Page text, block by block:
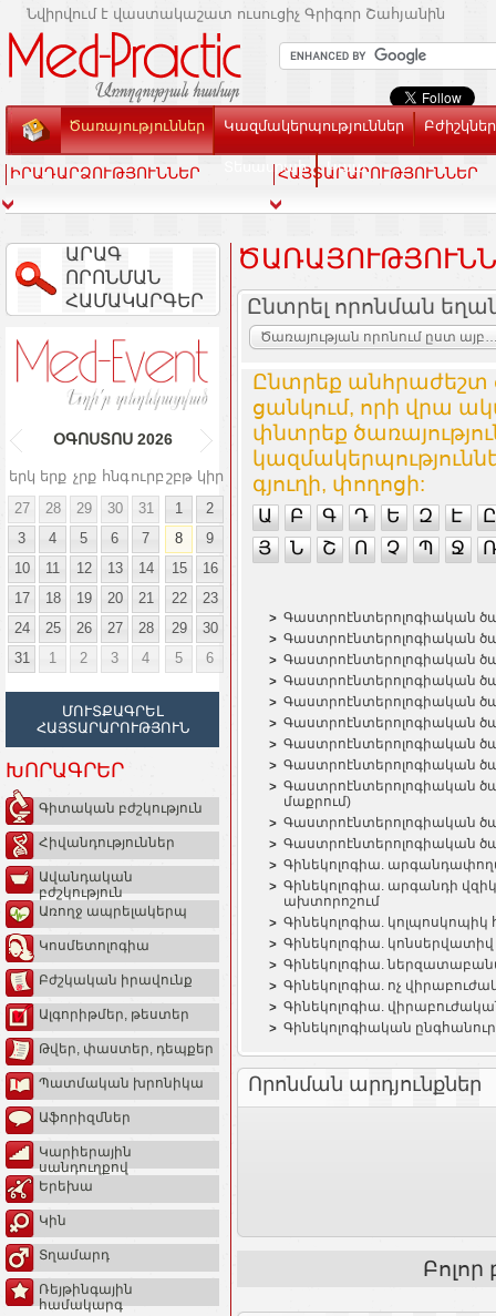
Նվիրվում է վաստակաշատ ուսուցիչ Գրիգոր Շահյանին
Ծառայություններ Կազմակերպություններ Բժիշկներ
Տեսասրահ Կապ
ԻՐԱԴԱՐՁՈՒԹՅՈՒՆՆԵՐ ՀԱՅՏԱՐԱՐՈՒԹՅՈՒՆՆԵՐ
ԱՐԱԳ
ՈՐՈՆՄԱՆ
ՀԱՄԱԿԱՐԳԵՐ
ՕԳՈՍՏՈՍ 2026
երկ երք չրք հնգուրբ շբթ կիր
27
28 29 30 31 1
2
3
4 5 6 7 8
9
10
11 12 13 14 15
16
17
18 19 20 21 22
23
24
25 26 27 28 29
30
31
1 2 3 4 5 6
ՄՈՒՏՔԱԳՐԵԼ
ՀԱՅՏԱՐԱՐՈՒԹՅՈՒՆ
ԽՈՐԱԳՐԵՐ
Գիտական բժշկություն
Հիվանդություններ
Ավանդական
բժշկություն
Առողջ ապրելակերպ
Կոսմետոլոգիա
Բժշկական իրավունք
Ալգորիթմեր, թեստեր
Թվեր, փաստեր, դեպքեր
Պատմական խրոնիկա
Աֆորիզմներ
Կարիերային
սանդուղքով
Երեխա
Կին
Տղամարդ
Ռեյթինգային
համակարգ
Ընտրել որոնման
Ծառայության որոնում ըստ
Ընտրեք անհրաժեշտ
ցանկում, որի վրա
փնտրեք
գյուղի, փողոցի:
Ա Բ Գ Դ Ե Զ Է
Ը
Յ
Ն Շ Ո Չ Պ Ջ Ռ
Գաստրոէնտերոլոգիական
Գաստրոէնտերոլոգիական
Գաստրոէնտերոլոգիական
Գաստրոէնտերոլոգիական
Գաստրոէնտերոլոգիական
Գաստրոէնտերոլոգիական
Գաստրոէնտերոլոգիական
Գաստրոէնտերոլոգիական
Գաստրոէնտերոլոգիական
մաքրում)
Գաստրոէնտերոլոգիական
Գաստրոէնտերոլոգիական
Գինեկոլոգիա.
Գինեկոլոգիա. արգանդի
ախտորոշում
Գինեկոլոգիա. կոլպոսկոպիկ
Գինեկոլոգիա. կոնսերվատիվ
Գինեկոլոգիա.
Գինեկոլոգիա. ոչ
Գինեկոլոգիա.
Գինեկոլոգիական
Որոնման արդյունքներ